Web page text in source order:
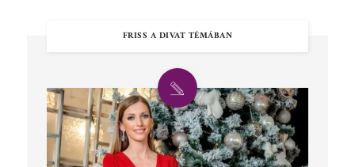
FRISS A DIVAT TÉMÁBAN